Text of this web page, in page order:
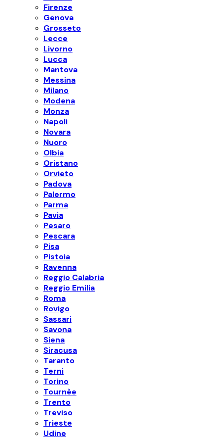
Firenze
Genova
Grosseto
Lecce
Livorno
Lucca
Mantova
Messina
Milano
Modena
Monza
Napoli
Novara
Nuoro
Olbia
Oristano
Orvieto
Padova
Palermo
Parma
Pavia
Pesaro
Pescara
Pisa
Pistoia
Ravenna
Reggio Calabria
Reggio Emilia
Roma
Rovigo
Sassari
Savona
Siena
Siracusa
Taranto
Terni
Torino
Tournèe
Trento
Treviso
Trieste
Udine